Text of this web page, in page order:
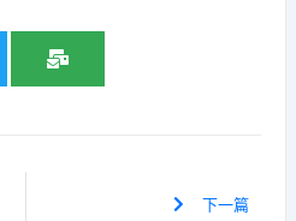
下一篇